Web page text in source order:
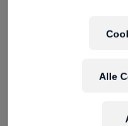
Alle